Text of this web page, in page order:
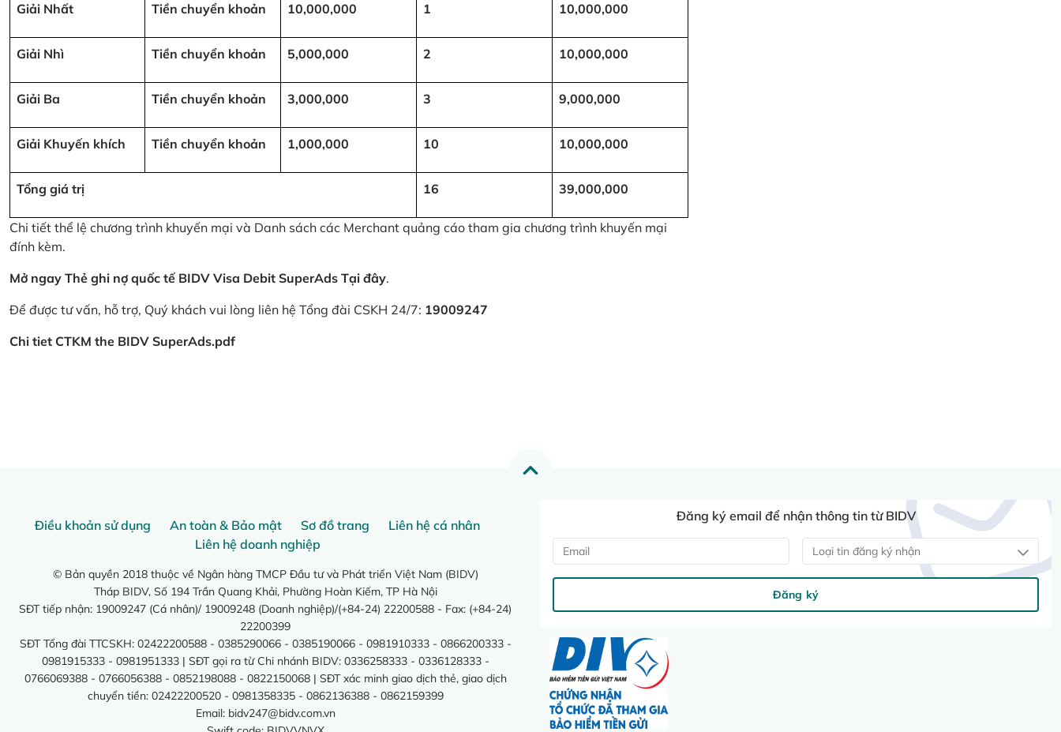
Giải Nhất Tiền chuyển khoản 10,000,000 1 10,000,000
Giải Nhì Tiền chuyển khoản 5,000,000 2 10,000,000
Giải Ba Tiền chuyển khoản 3,000,000 3 9,000,000
Giải Khuyến khích Tiền chuyển khoản 1,000,000 10 10,000,000
Tổng giá trị 16 39,000,000
Chi tiết thể lệ chương trình khuyến mại và Danh sách các Merchant quảng cáo tham gia chương trình khuyến mại
đính kèm.
Mở ngay Thẻ ghi nợ quốc tế BIDV Visa Debit SuperAds Tại đây.
Để được tư vấn, hỗ trợ, Quý khách vui lòng liên hệ Tổng đài CSKH 24/7: 19009247
Chi tiet CTKM the BIDV SuperAds.pdf
Điều khoản sử dụng An toàn & Bảo mật Sơ đồ trang
Liên hệ cá nhân
Liên hệ doanh nghiệp
© Bản quyền 2018 thuộc về Ngân hàng TMCP Đầu tư và Phát triển Việt Nam (BIDV)
Tháp BIDV, Số 194 Trần Quang Khải, Phường Hoàn Kiếm, TP Hà Nội
SĐT tiếp nhận: 19009247 (Cá nhân)/ 19009248 (Doanh nghiệp)/(+84-24) 22200588 - Fax: (+84-24)
22200399
SĐT Tổng đài TTCSKH: 02422200588 - 0385290066 - 0385190066 - 0981910333 - 0866200333 -
0981915333 - 0981951333 | SĐT gọi ra từ Chi nhánh BIDV: 0336258333 - 0336128333 -
0766069388 - 0766056388 - 0852198088 - 0822150068 | SĐT xác minh giao dịch thẻ, giao dịch
chuyển tiền: 02422200520 - 0981358335 - 0862136388 - 0862159399
Email: bidv247@bidv.com.vn
Đăng ký email để nhận thông tin từ BIDV
Loại tin đăng ký nhận
Đăng ký